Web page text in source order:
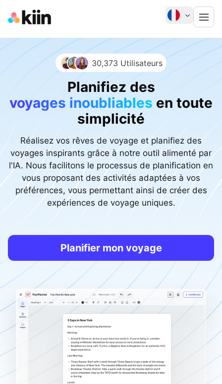
30,373 Utilisateurs
Planifiez des
voyages inoubliables en toute
simplicité
Réalisez vos rêves de voyage et planifiez des
voyages inspirants grâce à notre outil alimenté par
l'IA. Nous facilitons le processus de planification en
vous proposant des activités adaptées à vos
préférences, vous permettant ainsi de créer des
expériences de voyage uniques.
Planifier mon voyage